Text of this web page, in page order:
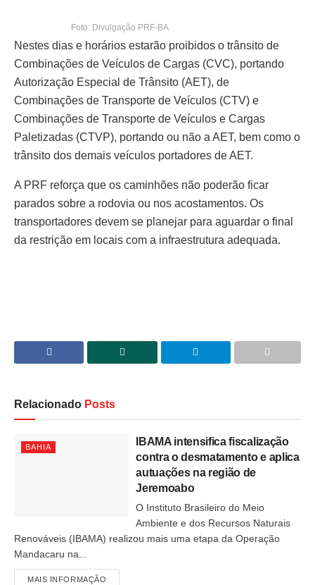
Foto: Divulgação PRF-BA
Nestes dias e horários estarão proibidos o trânsito de
Combinações de Veículos de Cargas (CVC), portando
Autorização Especial de Trânsito (AET), de
Combinações de Transporte de Veículos (CTV) e
Combinações de Transporte de Veículos e Cargas
Paletizadas (CTVP), portando ou não a AET, bem como o
trânsito dos demais veículos portadores de AET.
A PRF reforça que os caminhões não poderão ficar
parados sobre a rodovia ou nos acostamentos. Os
transportadores devem se planejar para aguardar o final
da restrição em locais com a infraestrutura adequada.
Relacionado Posts
BAHIA
IBAMA intensifica fiscalização
contra o desmatamento e aplica
autuações na região de
Jeremoabo
O Instituto Brasileiro do Meio
Ambiente e dos Recursos Naturais
Renováveis (IBAMA) realizou mais uma etapa da Operação
Mandacaru na...
MAIS INFORMAÇÃO